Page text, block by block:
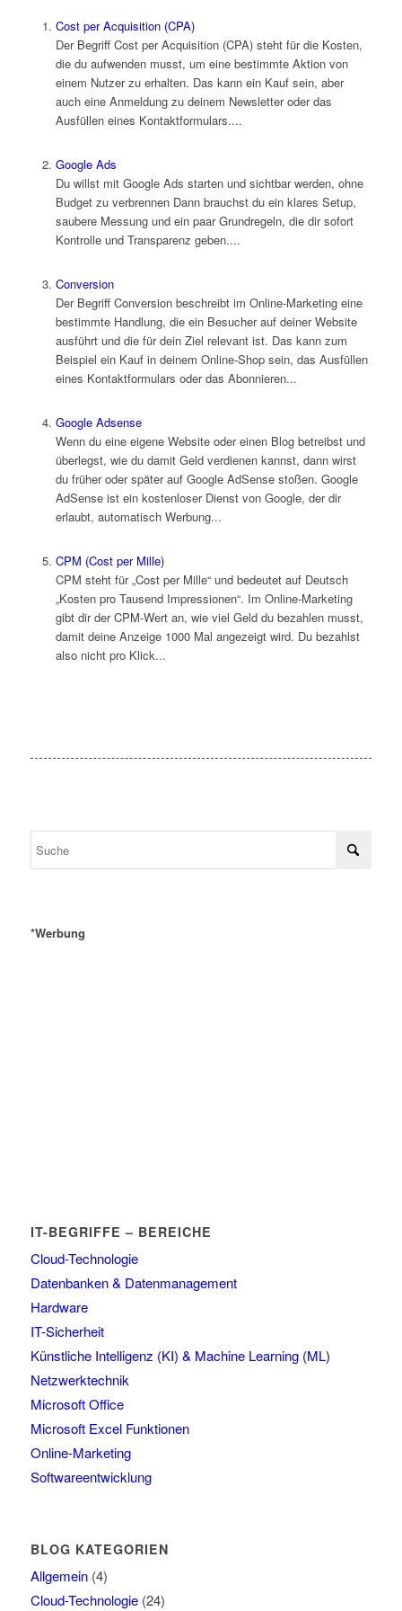
Cost per Acquisition (CPA)
Der Begriff Cost per Acquisition (CPA) steht für die Kosten,
die du aufwenden musst, um eine bestimmte Aktion von
einem Nutzer zu erhalten. Das kann ein Kauf sein, aber
auch eine Anmeldung zu deinem Newsletter oder das
Ausfüllen eines Kontaktformulars....
Google Ads
Du willst mit Google Ads starten und sichtbar werden, ohne
Budget zu verbrennen Dann brauchst du ein klares Setup,
saubere Messung und ein paar Grundregeln, die dir sofort
Kontrolle und Transparenz geben....
Conversion
Der Begriff Conversion beschreibt im Online-Marketing eine
bestimmte Handlung, die ein Besucher auf deiner Website
ausführt und die für dein Ziel relevant ist. Das kann zum
Beispiel ein Kauf in deinem Online-Shop sein, das Ausfüllen
eines Kontaktformulars oder das Abonnieren...
Google Adsense
Wenn du eine eigene Website oder einen Blog betreibst und
überlegst, wie du damit Geld verdienen kannst, dann wirst
du früher oder später auf Google AdSense stoßen. Google
AdSense ist ein kostenloser Dienst von Google, der dir
erlaubt, automatisch Werbung...
CPM (Cost per Mille)
CPM steht für „Cost per Mille“ und bedeutet auf Deutsch
„Kosten pro Tausend Impressionen“. Im Online-Marketing
gibt dir der CPM-Wert an, wie viel Geld du bezahlen musst,
damit deine Anzeige 1000 Mal angezeigt wird. Du bezahlst
also nicht pro Klick...
*Werbung
IT-BEGRIFFE – BEREICHE
Cloud-Technologie
Datenbanken & Datenmanagement
Hardware
IT-Sicherheit
Künstliche Intelligenz (KI) & Machine Learning (ML)
Netzwerktechnik
Microsoft Office
Microsoft Excel Funktionen
Online-Marketing
Softwareentwicklung
BLOG KATEGORIEN
Allgemein(4)
Cloud-Technologie(24)